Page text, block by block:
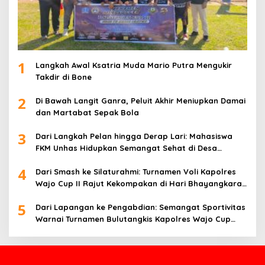
1
Langkah Awal Ksatria Muda Mario Putra Mengukir
Takdir di Bone
2
Di Bawah Langit Ganra, Peluit Akhir Meniupkan Damai
dan Martabat Sepak Bola
3
Dari Langkah Pelan hingga Derap Lari: Mahasiswa
FKM Unhas Hidupkan Semangat Sehat di Desa
4
Dari Smash ke Silaturahmi: Turnamen Voli Kapolres
Wajo Cup II Rajut Kekompakan di Hari Bhayangkara
5
Dari Lapangan ke Pengabdian: Semangat Sportivitas
Warnai Turnamen Bulutangkis Kapolres Wajo Cup